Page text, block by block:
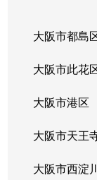
大阪市都島
大阪市此花
大阪市港区
大阪市天王
大阪市西淀